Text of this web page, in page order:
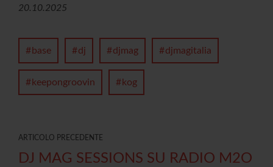
20.10.2025
base dj djmag djmagitalia
keepongroovin kog
ARTICOLO PRECEDENTE
DJ MAG SESSIONS SU RADIO M2O